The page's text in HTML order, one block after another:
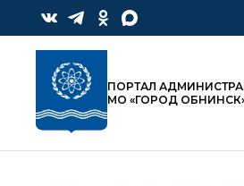
ПОРТАЛ
МО «ГОРОД